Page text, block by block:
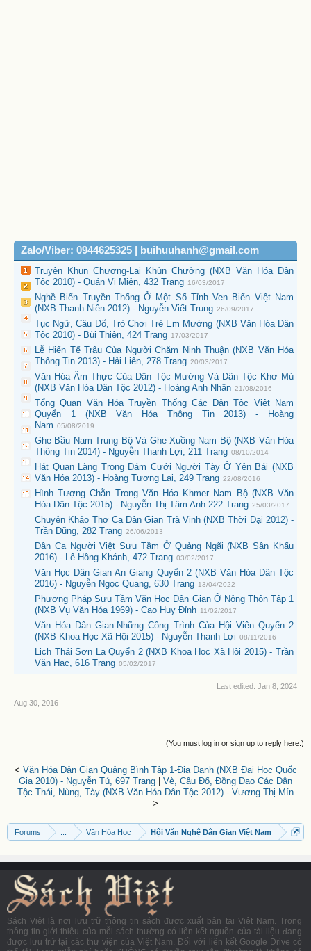
Zalo/Viber: 0944625325 | buihuuhanh@gmail.com
Truyện Khun Chương-Lai Khủn Chưởng (NXB Văn Hóa Dân
Tộc 2010) - Quán Vi Miên, 432 Trang 16/03/2017
Nghề Biển Truyền Thống Ở Một Số Tỉnh Ven Biển Việt Nam
(NXB Thanh Niên 2012) - Nguyễn Viết Trung 26/09/2017
Tục Ngữ, Câu Đố, Trò Chơi Trẻ Em Mường (NXB Văn Hóa Dân
Tộc 2010) - Bùi Thiện, 424 Trang 17/03/2017
Lễ Hiến Tế Trâu Của Người Chăm Ninh Thuận (NXB Văn Hóa
Thông Tin 2013) - Hải Liên, 278 Trang 20/03/2017
Văn Hóa Ẩm Thực Của Dân Tộc Mường Và Dân Tộc Khơ Mú
(NXB Văn Hóa Dân Tộc 2012) - Hoàng Anh Nhân 21/08/2016
Tổng Quan Văn Hóa Truyền Thống Các Dân Tộc Việt Nam
Quyển 1 (NXB Văn Hóa Thông Tin 2013) - Hoàng
Nam 05/08/2019
Ghe Bầu Nam Trung Bộ Và Ghe Xuồng Nam Bộ (NXB Văn Hóa
Thông Tin 2014) - Nguyễn Thanh Lợi, 211 Trang 08/10/2014
Hát Quan Làng Trong Đám Cưới Người Tày Ở Yên Bái (NXB
Văn Hóa 2013) - Hoàng Tương Lai, 249 Trang 22/08/2016
Hình Tượng Chằn Trong Văn Hóa Khmer Nam Bộ (NXB Văn
Hóa Dân Tộc 2015) - Nguyễn Thị Tâm Anh 222 Trang 25/03/2017
Chuyên Khảo Thơ Ca Dân Gian Trà Vinh (NXB Thời Đại 2012) -
Trần Dũng, 282 Trang 26/06/2013
Dân Ca Người Việt Sưu Tầm Ở Quảng Ngãi (NXB Sân Khấu
2016) - Lê Hồng Khánh, 472 Trang 03/02/2017
Văn Học Dân Gian An Giang Quyển 2 (NXB Văn Hóa Dân Tộc
2016) - Nguyễn Ngọc Quang, 630 Trang 13/04/2022
Phương Pháp Sưu Tầm Văn Học Dân Gian Ở Nông Thôn Tập 1
(NXB Vụ Văn Hóa 1969) - Cao Huy Đỉnh 11/02/2017
Văn Hóa Dân Gian-Những Công Trình Của Hội Viên Quyển 2
(NXB Khoa Học Xã Hội 2015) - Nguyễn Thanh Lợi 08/11/2016
Lịch Thái Sơn La Quyển 2 (NXB Khoa Học Xã Hội 2015) - Trần
Văn Hạc, 616 Trang 05/02/2017
Last edited: Jan 8, 2024
Aug 30, 2016
(You must log in or sign up to reply here.)
< Văn Hóa Dân Gian Quảng Bình Tập 1-Địa Danh (NXB Đại Học Quốc
Gia 2010) - Nguyễn Tú, 697 Trang
Vè, Câu Đố, Đồng Dao Các Dân
Tộc Thái, Nùng, Tày (NXB Văn Hóa Dân Tộc 2012) - Vương Thị Mín
>
Forums Văn Hóa Học Hội Văn Nghệ Dân Gian Việt Nam
Sách Việt là nơi lưu trữ thông tin sách được xuất bản tại Việt Nam. Trong
thông tin giới thiệu của mỗi sách thường có liên kết nguồn của tài liệu đang
được lưu trữ tại các thư viện của Việt Nam. Đối với liên kết Google Drive có